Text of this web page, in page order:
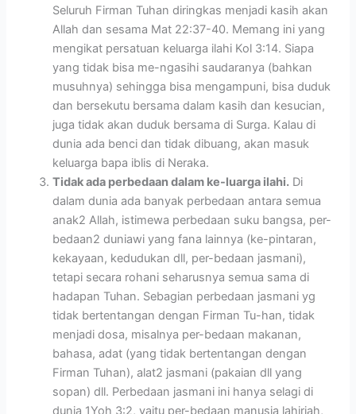
Seluruh Firman Tuhan diringkas menjadi kasih akan
Allah dan sesama Mat 22:37-40. Memang ini yang
mengikat persatuan keluarga ilahi Kol 3:14. Siapa
yang tidak bisa me-ngasihi saudaranya (bahkan
musuhnya) sehingga bisa mengampuni, bisa duduk
dan bersekutu bersama dalam kasih dan kesucian,
juga tidak akan duduk bersama di Surga. Kalau di
dunia ada benci dan tidak dibuang, akan masuk
keluarga bapa iblis di Neraka.
Tidak ada perbedaan dalam ke-luarga ilahi. Di
dalam dunia ada banyak perbedaan antara semua
anak2 Allah, istimewa perbedaan suku bangsa, per-
bedaan2 duniawi yang fana lainnya (ke-pintaran,
kekayaan, kedudukan dll, per-bedaan jasmani),
tetapi secara rohani seharusnya semua sama di
hadapan Tuhan. Sebagian perbedaan jasmani yg
tidak bertentangan dengan Firman Tu-han, tidak
menjadi dosa, misalnya per-bedaan makanan,
bahasa, adat (yang tidak bertentangan dengan
Firman Tuhan), alat2 jasmani (pakaian dll yang
sopan) dll. Perbedaan jasmani ini hanya selagi di
dunia 1Yoh 3:2, yaitu per-bedaan manusia lahiriah,